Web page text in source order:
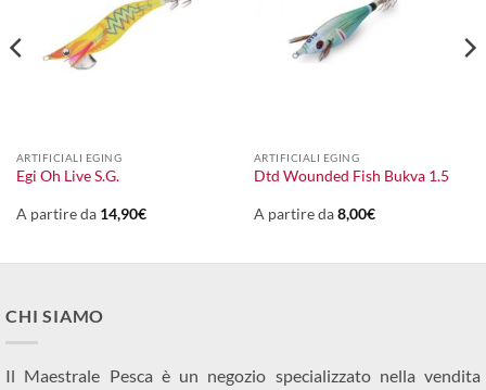
ARTIFICIALI EGING
Egi Oh Live S.G.
A partire da 14,90€
ARTIFICIALI EGING
Dtd Wounded Fish Bukva 1.5
A partire da8,00€
CHI SIAMO
Il Maestrale Pesca è un negozio specializzato nella vendita